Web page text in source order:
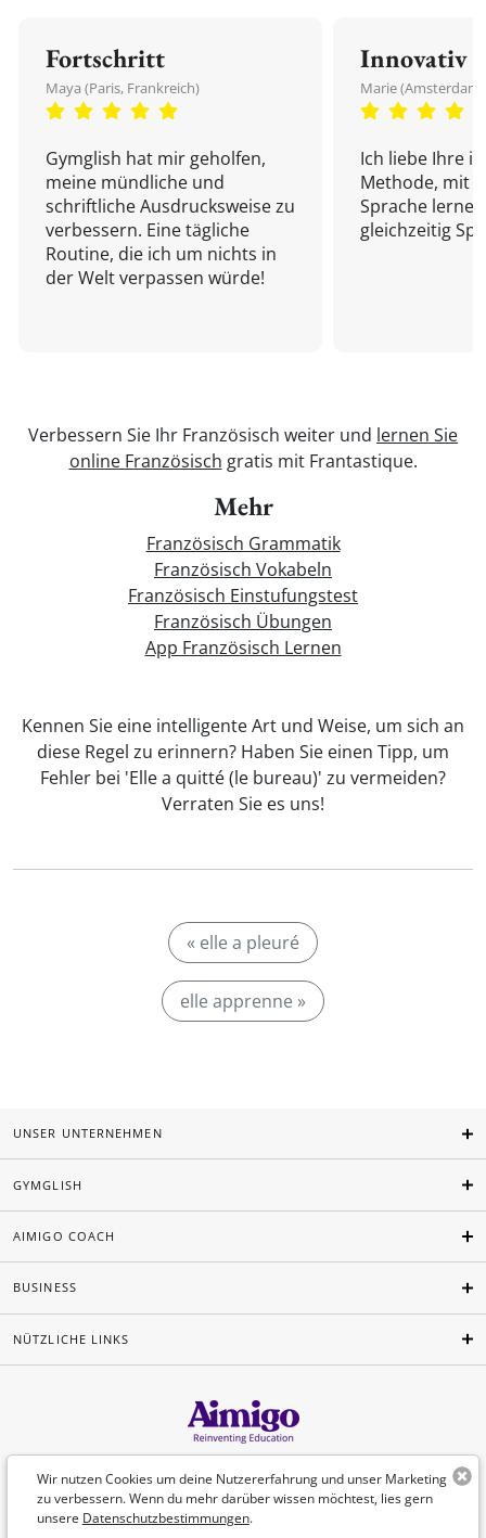
Fortschritt
Maya (Paris, Frankreich)
Gymglish hat mir geholfen,
meine mündliche und
schriftliche Ausdrucksweise zu
verbessern. Eine tägliche
Routine, die ich um nichts in
der Welt verpassen würde!
Innovativ
Marie
Ich liebe Ihre
Methode, mit
Sprache
gleichzeitig
Verbessern Sie Ihr Französisch weiter und lernen Sie
online Französisch gratis mit Frantastique.
Mehr
Französisch Grammatik
Französisch Vokabeln
Französisch Einstufungstest
Französisch Übungen
App Französisch Lernen
Kennen Sie eine intelligente Art und Weise, um sich an
diese Regel zu erinnern? Haben Sie einen Tipp, um
Fehler bei 'Elle a quitté (le bureau)' zu vermeiden?
Verraten Sie es uns!
« elle a pleuré
elle apprenne »
Wir nutzen Cookies um deine Nutzererfahrung und unser Marketing
zu verbessern. Wenn du mehr darüber wissen möchtest, lies gern
unsere Datenschutzbestimmungen.
UNSER UNTERNEHMEN
GYMGLISH
AIMIGO COACH
BUSINESS
NÜTZLICHE LINKS
Deutsch
©Aimigo 2026